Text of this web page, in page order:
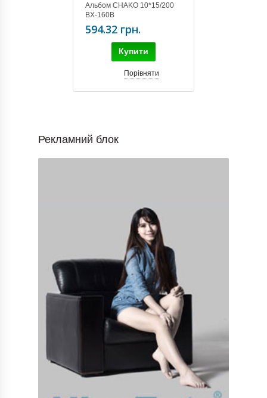
Альбом CHAKO 10*15/200
BX-160B
594.32 грн.
Купити
Порівняти
Рекламний блок